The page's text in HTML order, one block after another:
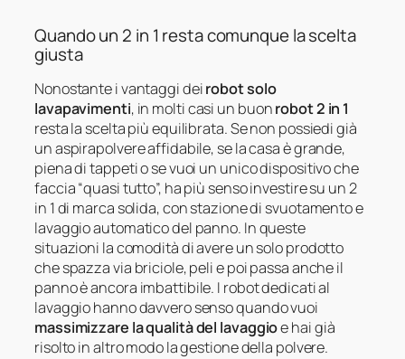
Quando un 2 in 1 resta comunque la scelta
giusta
Nonostante i vantaggi deirobot solo
lavapavimenti, in molti casi un buonrobot 2 in 1
resta la scelta più equilibrata. Se non possiedi già
un aspirapolvere affidabile, se la casa è grande,
piena di tappeti o se vuoi un unico dispositivo che
faccia “quasi tutto”, ha più senso investire su un 2
in 1 di marca solida, con stazione di svuotamento e
lavaggio automatico del panno. In queste
situazioni la comodità di avere un solo prodotto
che spazza via briciole, peli e poi passa anche il
panno è ancora imbattibile. I robot dedicati al
lavaggio hanno davvero senso quando vuoi
massimizzare la qualità del lavaggioe hai già
risolto in altro modo la gestione della polvere.